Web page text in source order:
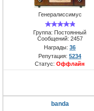
Генералиссимус
Группа: Постоянный
Сообщений: 2457
Награды: 36
Репутация: 5234
Статус: Оффлайн
banda